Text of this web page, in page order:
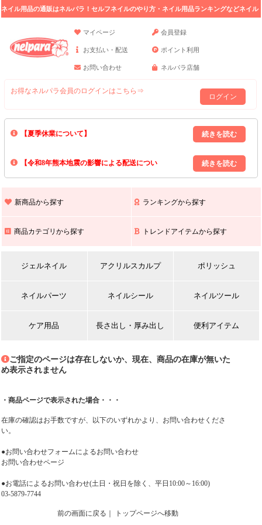
ネイル用品の通販はネルパラ！セルフネイルのやり方・ネイル用品ランキングなどネイル
マイページ
会員登録
お支払い・配送 ポイント利用
お問い合わせ ネルパラ店舗
お得なネルパラ会員のログインはこちら⇒
ログイン
【夏季休業について】
8/13(木)～8/16(日)の間｢出荷業務・お問い合わせ業務｣はお休みいたしま
上記期間中のご注文・お問い合わせは8/17(月)以降の対応となりますので
【令和8年熊本地震の影響による配送につい
また､ 九州全域でお荷物のお届けに遅延が生じております｡
新商品から探す ランキングから探す
商品カテゴリから探す トレンドアイテムから探す
ジェルネイル アクリルスカルプ ポリッシュ
ネイルパーツ ネイルシール ネイルツール
ケア用品 長さ出し・厚み出し 便利アイテム
ご指定のページは存在しないか、現在、商品の在庫が無いた
め表示されません
・商品ページで表示された場合・・・
在庫の確認はお手数ですが、以下のいずれかより、お問い合わせくださ
い。
●お問い合わせフォームによるお問い合わせ
お問い合わせページ
●お電話によるお問い合わせ(土日・祝日を除く、平日10:00～16:00)
03-5879-7744
前の画面に戻る トップページへ移動